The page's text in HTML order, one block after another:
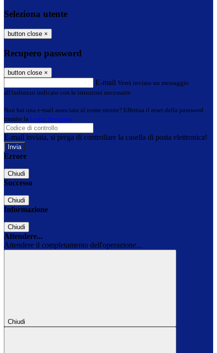
Seleziona utente
button close ×
Recupero password
button close ×
E-mail Verrà inviato un messaggio
all'indirizzo indicato con le istruzioni necessarie.
Non hai una e-mail associata al nome utente? Effettua il reset della password
tramite la Login Spaggiari
E-mail inviata, si prega di controllare la casella di posta elettronica!
Errore
Chiudi
Successo
Chiudi
Informazione
Chiudi
Attendere...
Attendere il completamento dell'operazione...
Chiudi